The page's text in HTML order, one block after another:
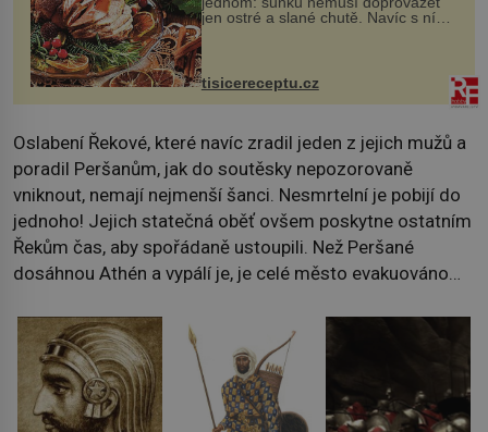
jen ostré a slané chutě. Navíc s ní
nakrmíte poměrně hodně hladových
krků. Ingredience sádlo 3 kg šunky
vcelku 3 stroužky česneku hl...
tisicereceptu.cz
Oslabení Řekové, které navíc zradil jeden z jejich mužů a
poradil Peršanům, jak do soutěsky nepozorovaně
vniknout, nemají nejmenší šanci. Nesmrtelní je pobijí do
jednoho! Jejich statečná oběť ovšem poskytne ostatním
Řekům čas, aby spořádaně ustoupili. Než Peršané
dosáhnou Athén a vypálí je, je celé město evakuováno…